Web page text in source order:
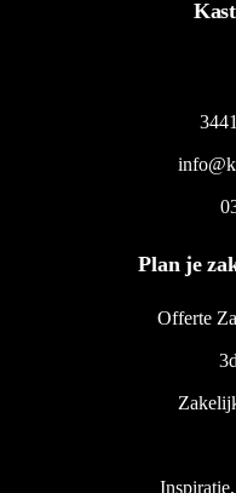
Plan je
Offerte